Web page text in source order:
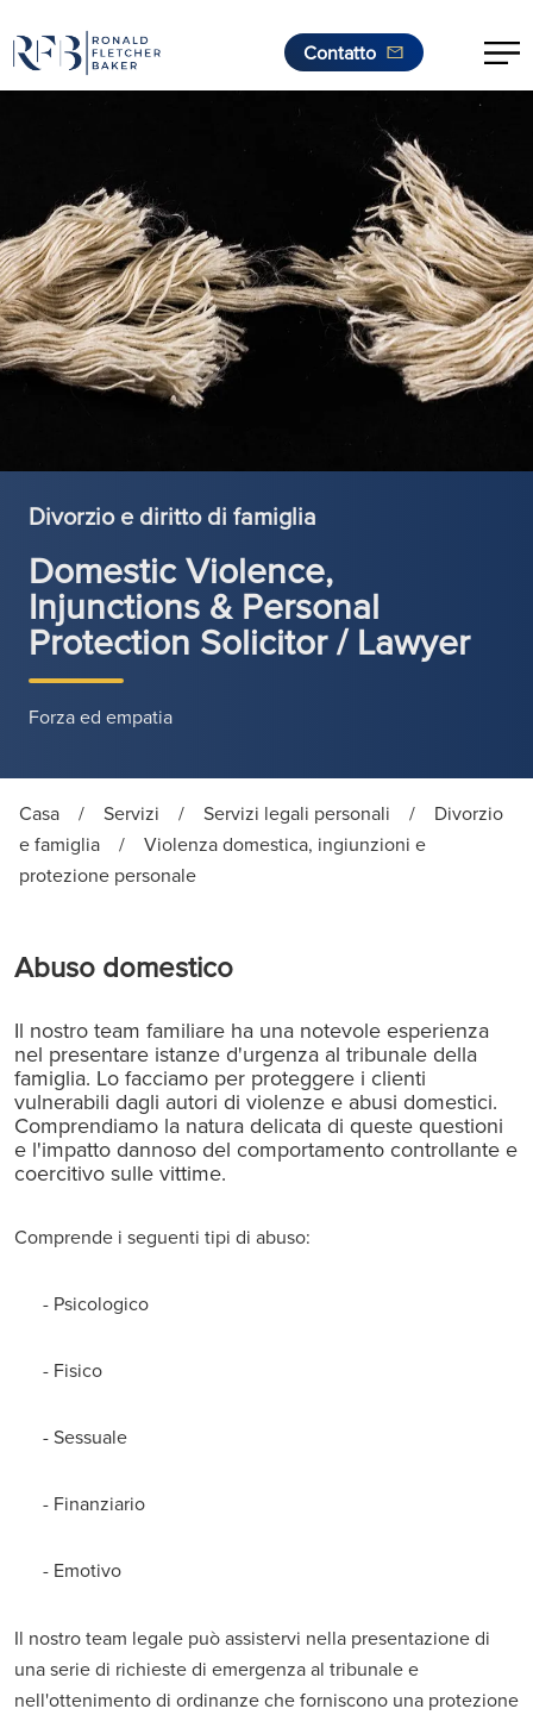
Contatto
.
Divorzio e diritto di famiglia
Domestic Violence,
Injunctions & Personal
Protection Solicitor / Lawyer
Forza ed empatia
Casa / Servizi / Servizi legali personali /
Divorzio
e famiglia
/
Violenza domestica, ingiunzioni e
protezione personale
Abuso domestico
Il nostro team familiare ha una notevole esperienza
nel presentare istanze d'urgenza al tribunale della
famiglia. Lo facciamo per proteggere i clienti
vulnerabili dagli autori di violenze e abusi domestici.
Comprendiamo la natura delicata di queste questioni
e l'impatto dannoso del comportamento controllante e
coercitivo sulle vittime.
Comprende i seguenti tipi di abuso:
- Psicologico
- Fisico
- Sessuale
- Finanziario
- Emotivo
Il nostro team legale può assistervi nella presentazione di
una serie di richieste di emergenza al tribunale e
nell'ottenimento di ordinanze che forniscono una protezione